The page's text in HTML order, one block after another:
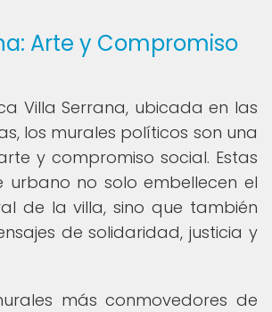
Arte y Compromiso
Villa Serrana, ubicada en las
los murales políticos son una
y compromiso social. Estas
no solo embellecen el
de la villa, sino que también
de solidaridad, justicia y
más conmovedores de